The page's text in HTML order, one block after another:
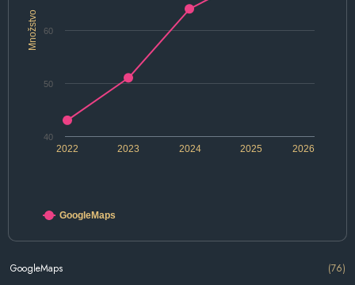
Množstvo
2022 2024 2026
2023 2025
40
50
60
GoogleMaps
GoogleMaps (76)